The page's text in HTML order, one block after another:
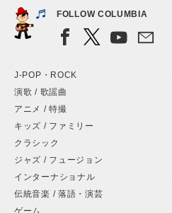
FOLLOW COLUMBIA
J-POP・ROCK
演歌 / 歌謡曲
アニメ / 特撮
キッズ / ファミリー
クラシック
ジャズ / フュージョン
インターナショナル
伝統音楽 / 落語・演芸